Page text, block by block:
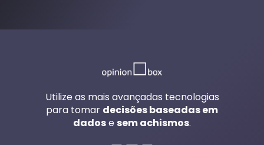
Utilize as mais avançadas tecnologias
para tomar decisões baseadas em
dadose sem achismos.